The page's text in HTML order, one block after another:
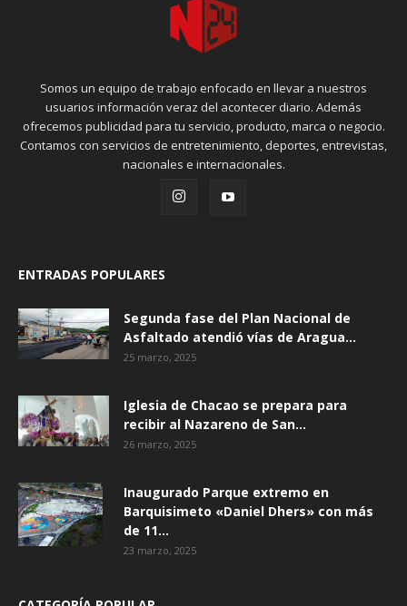
Somos un equipo de trabajo enfocado en llevar a nuestros
usuarios información veraz del acontecer diario. Además
ofrecemos publicidad para tu servicio, producto, marca o negocio.
Contamos con servicios de entretenimiento, deportes, entrevistas,
nacionales e internacionales.
ENTRADAS POPULARES
Segunda fase del Plan Nacional de
Asfaltado atendió vías de Aragua...
25 marzo, 2025
Iglesia de Chacao se prepara para
recibir al Nazareno de San...
26 marzo, 2025
Inaugurado Parque extremo en
Barquisimeto «Daniel Dhers» con más
de 11...
23 marzo, 2025